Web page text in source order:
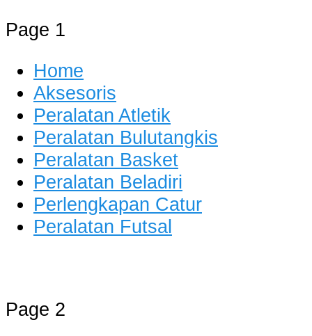
Page 1
Home
Aksesoris
Peralatan Atletik
Peralatan Bulutangkis
Peralatan Basket
Peralatan Beladiri
Perlengkapan Catur
Peralatan Futsal
Distributor Alat Olahraga
Jual Alat Olahraga Murah, Lengkap
Page 2